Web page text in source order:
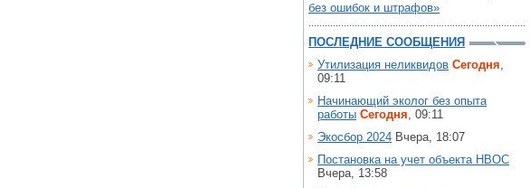
без ошибок и штрафов»
ПОСЛЕДНИЕ СООБЩЕНИЯ
Утилизация неликвидов Сегодня,
09:11
Начинающий эколог без опыта
работы Сегодня, 09:11
Экосбор 2024 Вчера, 18:07
Постановка на учет объекта НВОС
Вчера, 13:58